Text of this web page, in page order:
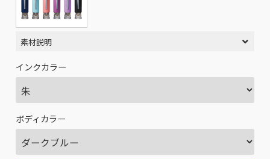
素材説明
インクカラー
ボディカラー